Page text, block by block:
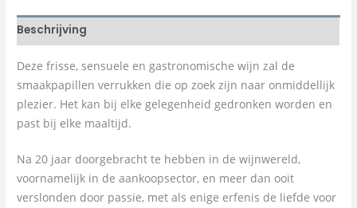
Beschrijving
Deze frisse, sensuele en gastronomische wijn zal de
smaakpapillen verrukken die op zoek zijn naar onmiddellijk
plezier. Het kan bij elke gelegenheid gedronken worden en
past bij elke maaltijd.
Na 20 jaar doorgebracht te hebben in de wijnwereld,
voornamelijk in de aankoopsector, en meer dan ooit
verslonden door passie, met als enige erfenis de liefde voor